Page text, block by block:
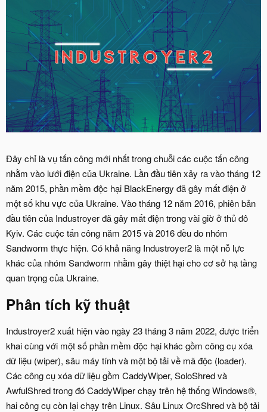
Đây chỉ là vụ tấn công mới nhất trong chuỗi các cuộc tấn công
nhằm vào lưới điện của Ukraine. Lần đầu tiên xảy ra vào tháng 12
năm 2015, phần mềm độc hại BlackEnergy đã gây mất điện ở
một số khu vực của Ukraine. Vào tháng 12 năm 2016, phiên bản
đầu tiên của Industroyer đã gây mất điện trong vài giờ ở thủ đô
Kyiv. Các cuộc tấn công năm 2015 và 2016 đều do nhóm
Sandworm thực hiện. Có khả năng Industroyer2 là một nỗ lực
khác của nhóm Sandworm nhằm gây thiệt hại cho cơ sở hạ tầng
quan trọng của Ukraine.
Phân tích kỹ thuật
Industroyer2 xuất hiện vào ngày 23 tháng 3 năm 2022, được triển
khai cùng với một số phần mềm độc hại khác gồm công cụ xóa
dữ liệu (wiper), sâu máy tính và một bộ tải về mã độc (loader).
Các công cụ xóa dữ liệu gồm CaddyWiper, SoloShred và
AwfulShred trong đó CaddyWiper chạy trên hệ thống Windows®,
hai công cụ còn lại chạy trên Linux. Sâu Linux OrcShred và bộ tải